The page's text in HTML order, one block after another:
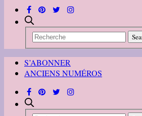
S’ABONNER
ANCIENS NUMÉROS